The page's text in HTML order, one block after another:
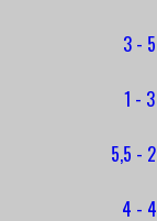
3 - 5
1 - 3
5,5 -
4 - 4